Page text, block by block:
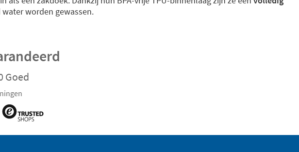
worden gewassen.
Goed